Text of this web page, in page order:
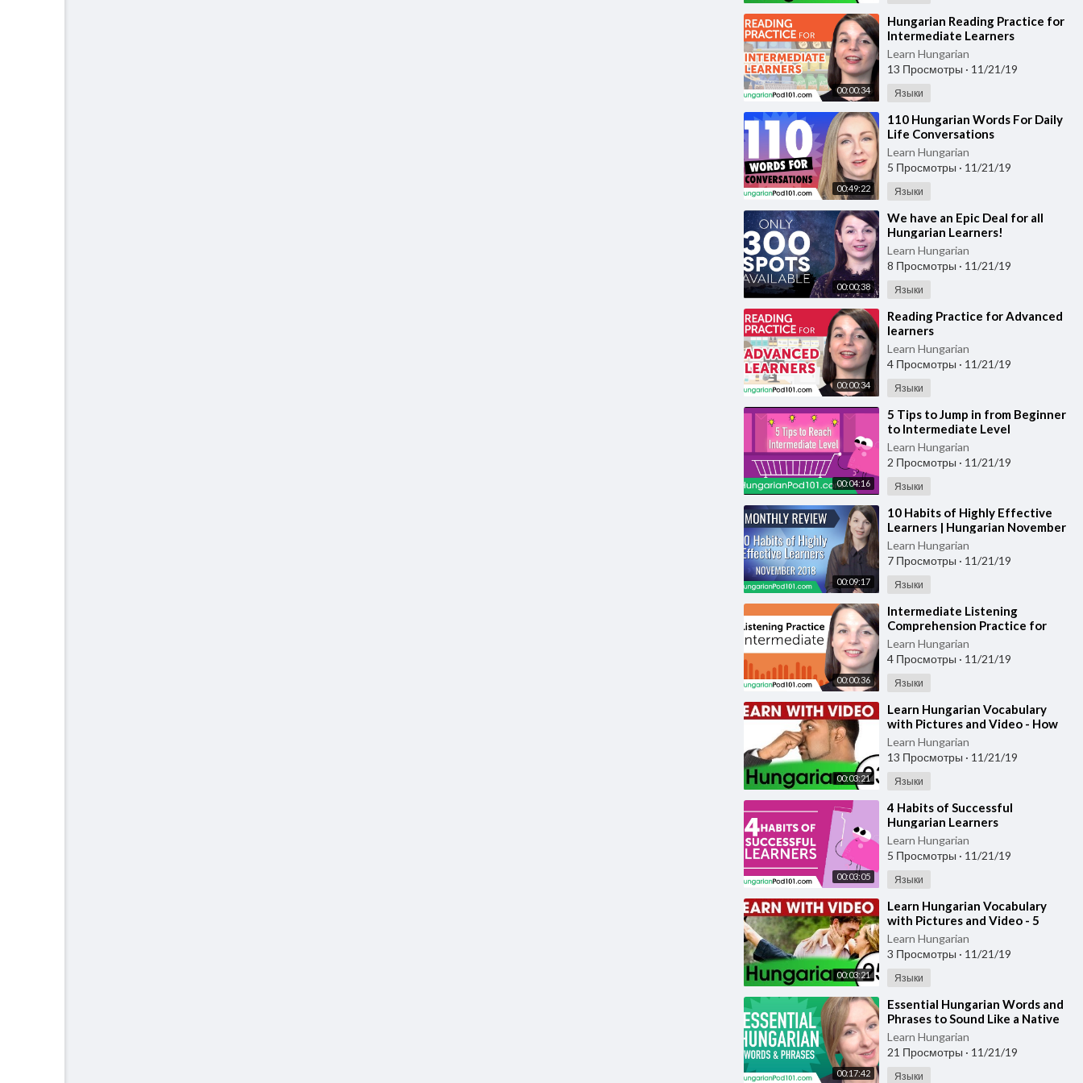
00:00:34
⁣Hungarian Reading Practice for
Intermediate Learners
Learn Hungarian
13 Просмотры · 11/21/19
Языки
00:49:22
⁣110 Hungarian Words For Daily
Life Conversations
Learn Hungarian
5 Просмотры · 11/21/19
Языки
00:00:38
⁣We have an Epic Deal for all
Hungarian Learners!
Learn Hungarian
8 Просмотры · 11/21/19
Языки
00:00:34
⁣Reading Practice for Advanced
learners
Learn Hungarian
4 Просмотры · 11/21/19
Языки
00:04:16
⁣5 Tips to Jump in from Beginner
to Intermediate Level
Learn Hungarian
2 Просмотры · 11/21/19
Языки
00:09:17
⁣10 Habits of Highly Effective
Learners | Hungarian November
Review
Learn Hungarian
7 Просмотры · 11/21/19
Языки
00:00:36
⁣Intermediate Listening
Comprehension Practice for
Hungarian Conversations
Learn Hungarian
4 Просмотры · 11/21/19
Языки
00:03:21
⁣Learn Hungarian Vocabulary
with Pictures and Video - How
to Put Feelings into Hungarian
Words
Learn Hungarian
13 Просмотры · 11/21/19
Языки
00:03:05
⁣4 Habits of Successful
Hungarian Learners
Learn Hungarian
5 Просмотры · 11/21/19
Языки
00:03:21
⁣Learn Hungarian Vocabulary
with Pictures and Video - 5
Must-Know Hungarian Words 2
Learn Hungarian
3 Просмотры · 11/21/19
Языки
00:17:42
⁣Essential Hungarian Words and
Phrases to Sound Like a Native
Learn Hungarian
21 Просмотры · 11/21/19
Языки